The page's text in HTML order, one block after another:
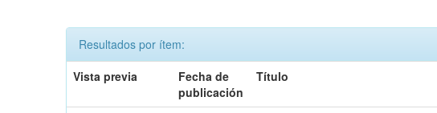
Resultados por ítem:
Vista previa
Fecha de
publicación
Título